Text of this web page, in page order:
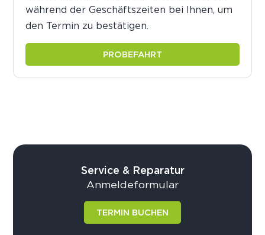
während der Geschäftszeiten bei Ihnen, um
den Termin zu bestätigen.
PROBEFAHRT
Service & Reparatur
Anmeldeformular
TERMIN BUCHEN